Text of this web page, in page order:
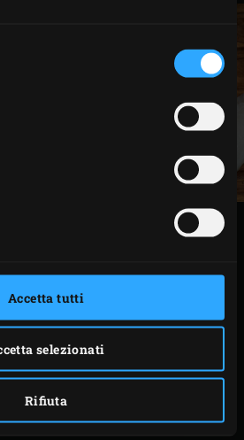
Accetta tutti
selezionati
Rifiuta
dei pesci piatti, la platessa deve
essere sfilettata in diversi modi.
i più sottili del ventre e i più
sfiletta la platessa all’inglese, non
e quello del dorso. Tagliate